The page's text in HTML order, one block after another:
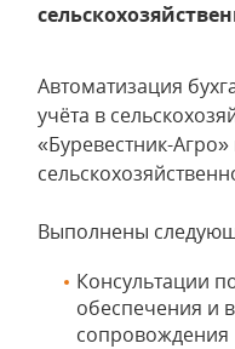
Автоматизация
учёта в
«Буревестник-
Выполнены
Консультации
обеспечения и
сопровождения